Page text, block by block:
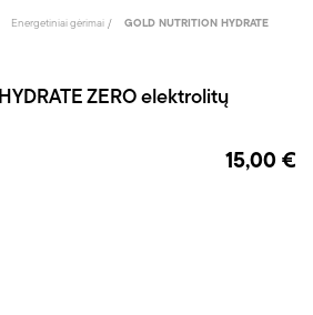
Energetiniai gėrimai
GOLD NUTRITION HYDRATE
ZERO elektrolitų
15,00 €